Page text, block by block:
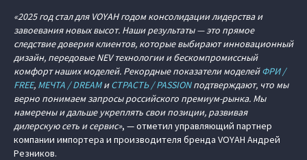
«2025 год стал для VOYAH годом консолидации лидерства и
завоевания новых высот. Наши результаты — это прямое
следствие доверия клиентов, которые выбирают инновационный
дизайн, передовые NEV технологии и бескомпромиссный
комфорт наших моделей. Рекордные показатели моделейФРИ /
FREE, МЕЧТА / DREAMиСТРАСТЬ / PASSIONподтверждают, что мы
верно понимаем запросы российского премиум-рынка. Мы
намерены и дальше укреплять свои позиции, развивая
дилерскую сеть и сервис», — отметил управляющий партнер
компании импортера и производителя бренда VOYAH Андрей
Резников.